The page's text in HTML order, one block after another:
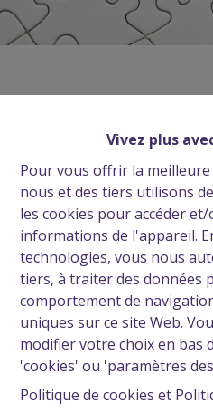
Vivez plus
Pour vous offrir la
nous et des tiers utilisons
les cookies pour accéder
informations de l'appareil.
technologies, vous nous
tiers, à traiter des données
comportement de
uniques sur ce site Web.
modifier votre choix en bas
'cookies' ou 'paramètres
Politique de cookies et
À Vendre